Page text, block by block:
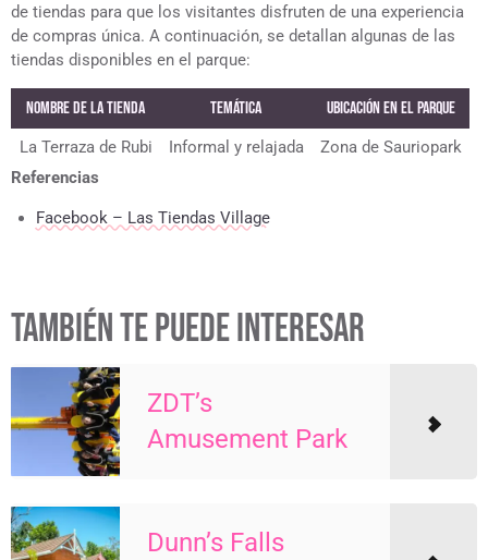
de tiendas para que los visitantes disfruten de una experiencia
de compras única. A continuación, se detallan algunas de las
tiendas disponibles en el parque:
Nombre de la tienda Temática Ubicación en el Parque
La Terraza de Rubi Informal y relajada
Zona de Sauriopark
Referencias
Facebook – Las Tiendas Village
TAMBIÉN TE PUEDE INTERESAR
ZDT’s
Amusement Park
Dunn’s Falls